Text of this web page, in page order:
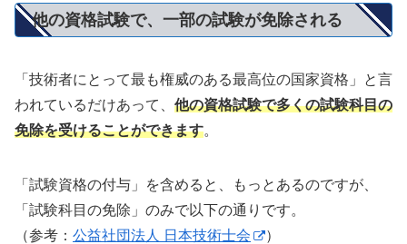
他の資格試験で、一部の試験が免除される
「技術者にとって最も権威のある最高位の国家資格」と言
われているだけあって、 他の資格試験で多くの試験科目の
免除を受けることができます。
「試験資格の付与」を含めると、もっとあるのですが、
「試験科目の免除」のみで以下の通りです。
（参考： 公益社団法人 日本技術士会 ）